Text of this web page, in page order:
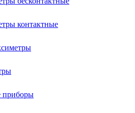
контактные
приборы